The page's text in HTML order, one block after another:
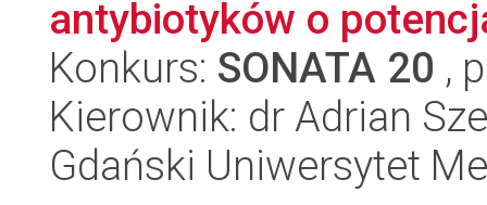
antybiotyków o
Konkurs: SONATA 20 ,
Kierownik: dr Adrian
Gdański Uniwersytet